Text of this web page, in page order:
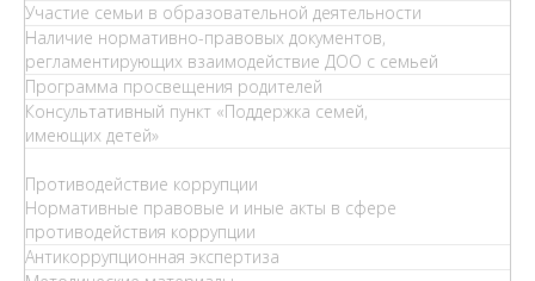
Участие семьи в образовательной деятельности
Наличие нормативно-правовых документов,
регламентирующих взаимодействие ДОО с семьей
Программа просвещения родителей
Консультативный пункт «Поддержка семей,
имеющих детей»
Противодействие коррупции
Нормативные правовые и иные акты в сфере
противодействия коррупции
Антикоррупционная экспертиза